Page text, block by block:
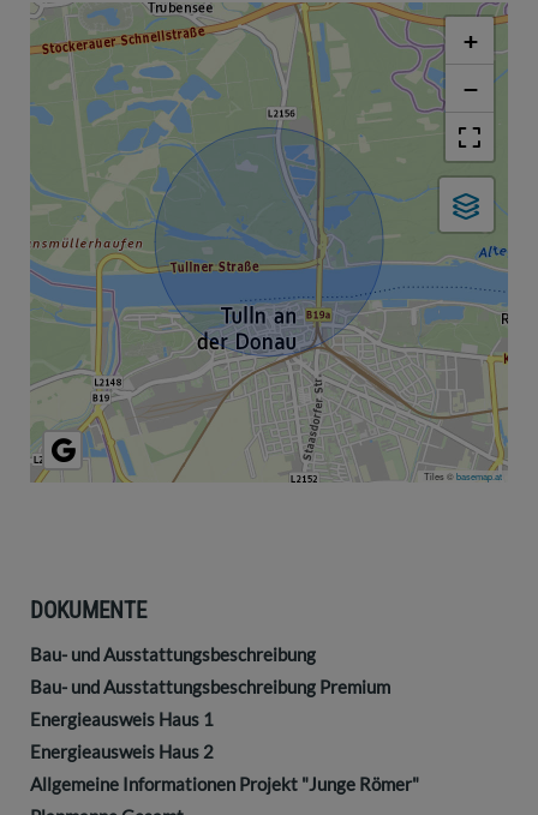
+
−
Tiles ©basemap.at
DOKUMENTE
Bau- und Ausstattungsbeschreibung
Bau- und Ausstattungsbeschreibung Premium
Energieausweis Haus 1
Energieausweis Haus 2
Allgemeine Informationen Projekt "Junge Römer"